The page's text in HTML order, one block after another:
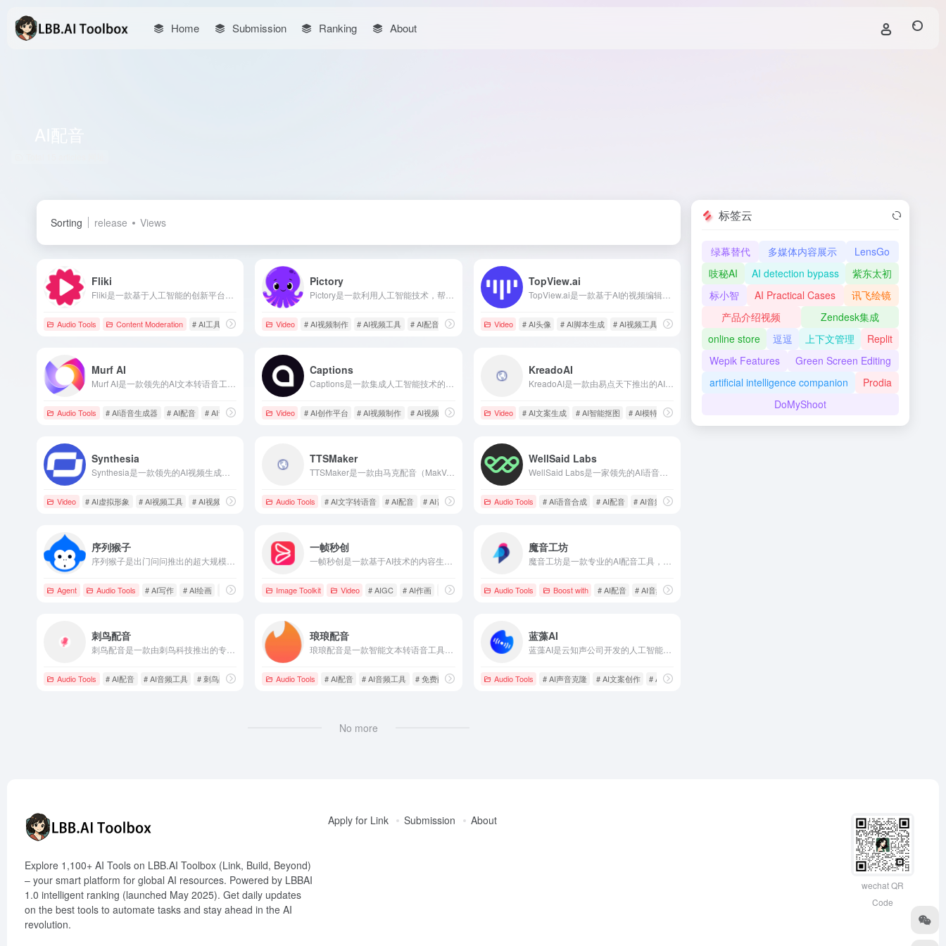
Home Submission Ranking About
Sorting release Views
Fliki
Audio Tools Content Moderation # AI工具 # AI视频工具 # AI视频生成
Pictory
Video # AI视频制作 # AI视频工具 # AI配音
TopView.ai
Video # AI头像 # AI脚本生成 # AI视频工具
Murf AI
Audio Tools # AI语音生成器 # AI配音 # AI音频工具
Captions
Video # AI创作平台 # AI视频制作 # AI视频剪辑
KreadoAI
KreadoAI是一款由易点天下推出的AIGC数字营销创作平台，利用人工智能技术简化视频内容创作流程，支持多语言、多形象的数字人口播视频生成。
Video # AI文案生成 # AI智能抠图 # AI模特
Synthesia
Video # AI虚拟形象 # AI视频工具 # AI视频生成
TTSMaker
TTSMaker是一款由马克配音（MakVoice）推出的免费AI文字转语音工具，支持50多种语言和300多种语音风格，提供高级设置和API服务，满足用户多样化的配音需求。
Audio Tools # AI文字转语音 # AI配音 # AI音频工具
WellSaid Labs
WellSaid Labs是一家领先的AI语音合成平台，提供高质量、自然流畅的文本转语音服务，广泛应用于企业培训、广告、视频制作等领域。
Audio Tools # AI语音合成 # AI配音 # AI音频工具
序列猴子
Agent Audio Tools # AI写作 # AI绘画 # AI训练模型
一帧秒创
Image Toolkit Video # AIGC # AI作画 # AI写作工具
魔音工坊
Audio Tools Boost with # AI配音 # AI音频工具
刺鸟配音
Audio Tools # AI配音 # AI音频工具 # 刺鸟配音
琅琅配音
Audio Tools # AI配音 # AI音频工具 # 免费配音工具
蓝藻AI
蓝藻AI是云知声公司开发的人工智能内容创作平台，提供AI声音克隆、文字配音和文案创作服务，助力用户高效创作个性化音频内容。
Audio Tools # AI声音克隆 # AI文案创作 # AI配音
No more
标签云
绿幕替代 多媒体内容展示
LensGo
吱秘AI
AI detection bypass
紫东太初
标小智
AI Practical Cases
讯飞绘镜
产品介绍视频
Zendesk集成
online store
逗逗 上下文管理
Replit
Wepik Features
Green Screen Editing
artificial intelligence companion
Prodia
DoMyShoot
Explore 1,100+ AI Tools on LBB.AI Toolbox (Link, Build, Beyond)
– your smart platform for global AI resources. Powered by LBBAI
1.0 intelligent ranking (launched May 2025). Get daily updates
on the best tools to automate tasks and stay ahead in the AI
revolution.
Apply for Link Submission About
wechat QR
Code